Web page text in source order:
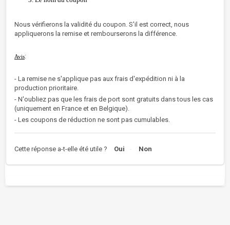
Nous vérifierons la validité du coupon. S'il est correct, nous
appliquerons la remise et rembourserons la différence.
Avis:
- La remise ne s'applique pas aux frais d'expédition ni à la
production prioritaire.
- N'oubliez pas que les frais de port sont gratuits dans tous les cas
(uniquement en France et en Belgique).
- Les coupons de réduction ne sont pas cumulables.
Cette réponse a-t-elle été utile ? Oui Non